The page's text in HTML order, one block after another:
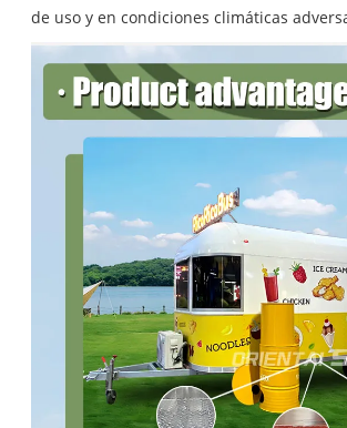
de uso y en condiciones climáticas